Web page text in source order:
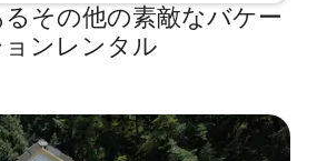
その他の素敵なバケー
ョンレンタル